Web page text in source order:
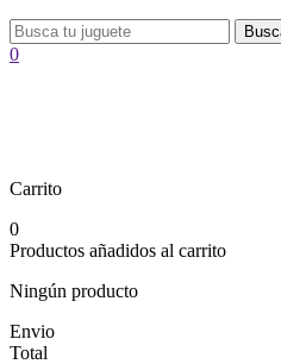
0
Carrito
0
Productos añadidos al carrito
Ningún producto
Envio
Total